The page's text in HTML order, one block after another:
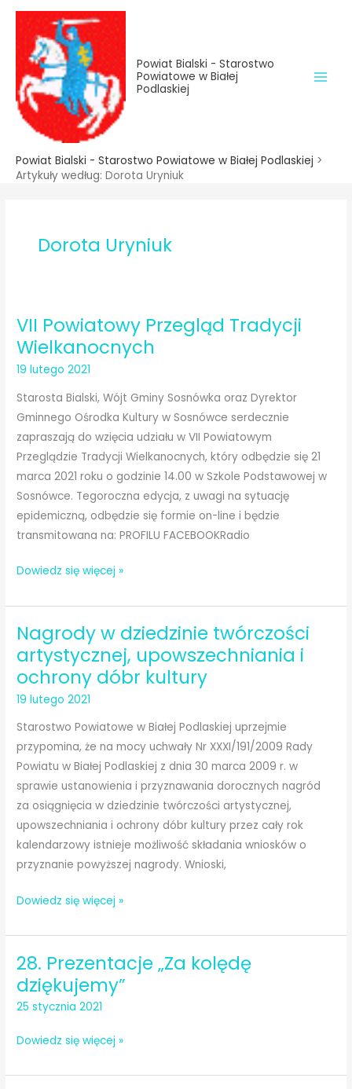
treści
Przejdź
treści
Powiat Bialski - Starostwo
Powiatowe w Białej
Podlaskiej
Powiat Bialski - Starostwo Powiatowe w Białej Podlaskiej >
Artykuły według: Dorota Uryniuk
Dorota Uryniuk
VII Powiatowy Przegląd Tradycji
Wielkanocnych
19 lutego 2021
Starosta Bialski, Wójt Gminy Sosnówka oraz Dyrektor
Gminnego Ośrodka Kultury w Sosnówce serdecznie
zapraszają do wzięcia udziału w VII Powiatowym
Przeglądzie Tradycji Wielkanocnych, który odbędzie się 21
marca 2021 roku o godzinie 14.00 w Szkole Podstawowej w
Sosnówce. Tegoroczna edycja, z uwagi na sytuację
epidemiczną, odbędzie się formie on-line i będzie
transmitowana na: PROFILU FACEBOOKRadio
VII
Przegląd
Tradycji
Wielkanocnych
Dowiedz się więcej »
Nagrody w dziedzinie twórczości
artystycznej, upowszechniania i
ochrony dóbr kultury
19 lutego 2021
Starostwo Powiatowe w Białej Podlaskiej uprzejmie
przypomina, że na mocy uchwały Nr XXXI/191/2009 Rady
Powiatu w Białej Podlaskiej z dnia 30 marca 2009 r. w
sprawie ustanowienia i przyznawania dorocznych nagród
za osiągnięcia w dziedzinie twórczości artystycznej,
upowszechniania i ochrony dóbr kultury przez cały rok
kalendarzowy istnieje możliwość składania wniosków o
przyznanie powyższej nagrody. Wnioski,
Nagrody
dziedzinie
twórczości
artystycznej,
upowszechniania
ochrony
kultury
Dowiedz się więcej »
28. Prezentacje „Za kolędę
dziękujemy”
25 stycznia 2021
28.
„Za
Dowiedz się więcej »